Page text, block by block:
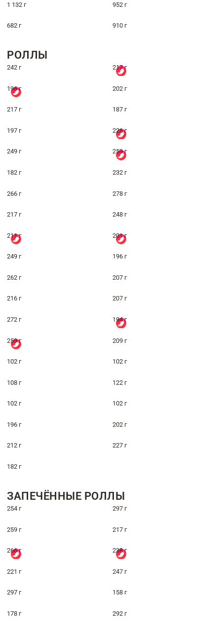
1 132 г 952 г
682 г 910 г
РОЛЛЫ
242 г 217 г
196 г 202 г
217 г 187 г
197 г 226 г
249 г 259 г
182 г 232 г
266 г 278 г
217 г 248 г
211 г 201 г
249 г 196 г
262 г 207 г
216 г 207 г
272 г 194 г
259 г 209 г
102 г 102 г
108 г 122 г
102 г 102 г
196 г 202 г
212 г 227 г
182 г
ЗАПЕЧЁННЫЕ РОЛЛЫ
254 г 297 г
259 г 217 г
266 г 238 г
221 г 247 г
297 г 158 г
178 г 292 г